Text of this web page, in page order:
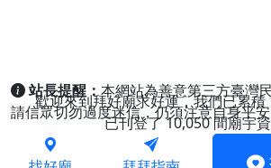
站長提醒：本網站為善意第三方臺灣
請信眾切勿過度迷信，仍須注意自身平
歡迎來到拜好廟求好運，我們已累積
已刊登了10,050間廟宇資